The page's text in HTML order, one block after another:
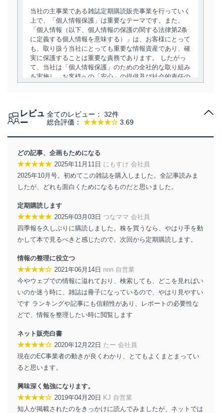
当社の主事業である雑誌定期購読販売事業を行っていく
上で、「個人情報保護」は重要なテーマです。また、
「個人情報（以下、個人情報の保護の関する法律第2条
に定義する個人情報を意味する）」は、お客様にとって
も、取り扱う当社にとっても重要な情報資産であり、確
実に保護することは重要な責務であります。 したがっ
て、当社は「個人情報保護」のための全社的な取り組み
を実施し、お客様への「安心」の提供及び社会的責任の
当社は、個人情報の取得・利用・提供に際して、その利
得・利用・提供を行います。また、当社が保有している
個人情報は、同意を得ずに目的外利用、第三者への提
供・開示は行いません。当社においてはこれらの取り組
みを確実にするため、従業者等の教育を徹底してまいり
ます。また、目的外利用を行わないために、適切な管理
法令遵守
当社は、個人情報に関連する法令、国が定める指針及び
その他の規範を遵守します。また、当社の管理の仕組み
す。
個人情報の安全管理措置
当社は、個人情報の正確性及び安全性を確保するため
に、下記セキュリティ対策をはじめとする安全対策を実
施し、個人情報の漏えい、滅失またはき損の防止及び是
アクセス制御
個人データを取り扱うことのできる機器及び当該
機器を取り扱う従業者を明確化し、 個人データへ
の不要なアクセスを防止しています。
アクセス者の識別と認証
機器に標準装備されているユーザー制御機能（ユ
ーザーアカウント制御）により、個人情報データ
レビュ
ー
総合評価： ★★★★☆ 3.69
全てのレビュー： 32件
どの記事、企画もためになる
★★★★★ 2025年11月11日 にもすけ 会社員
2025年10月号。初めてこの雑誌を購入しました。全記事読みま
したが、どれも面白くためになるものだと思いました。
定期購読します
★★★★★ 2025年03月03日 つなママ 会社員
四季報を久しぶりに購読しました。株を買うなら、やはり手を動
かして本で見るべきと感じたので、次回から定期購読します。
情報の整理に役立つ
★★★★☆ 2021年06月14日 nnn 自営業
今やウェブでの情報に溢れており、検索しても、どこを見ればい
いのか迷う時に、雑誌は冊子になっているので、やはり見やすい
です ランキングや記事にも信頼性があり、レポートの必要性な
どで、情報を整理したい時に閲覧します
ネット販売白書
★★★★☆ 2020年12月22日 たー 会社員
現在のEC事業者の動きが良くわかり、とてもよくまとまってい
ると思います。
興味深く勉強になります。
★★★★☆ 2019年04月20日 KJ 自営業
知人が掲載されたのをきっかけに読んでみましたが、ネットでは